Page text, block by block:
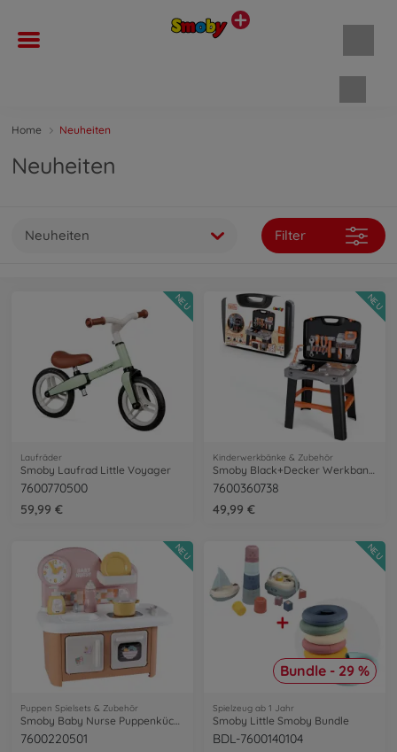
Home Neuheiten
Neuheiten
Neuheiten Filter
Laufräder
Smoby Laufrad Little Voyager
7600770500
59,99 €
NEU
Kinderwerkbänke & Zubehör
Smoby Black+Decker Werkbank im Koffer
7600360738
49,99 €
NEU
Puppen Spielsets & Zubehör
7600220501
NEU
Bundle - 29 %
Spielzeug ab 1 Jahr
Smoby Little Smoby Bundle
BDL-7600140104
NEU